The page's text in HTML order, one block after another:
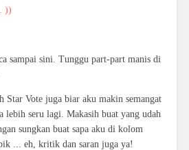
))
sampai sini. Tunggu part-part manis di
Star Vote juga biar aku makin semangat
lebih seru lagi. Makasih buat yang udah
sungkan buat sapa aku di kolom
... eh, kritik dan saran juga ya!